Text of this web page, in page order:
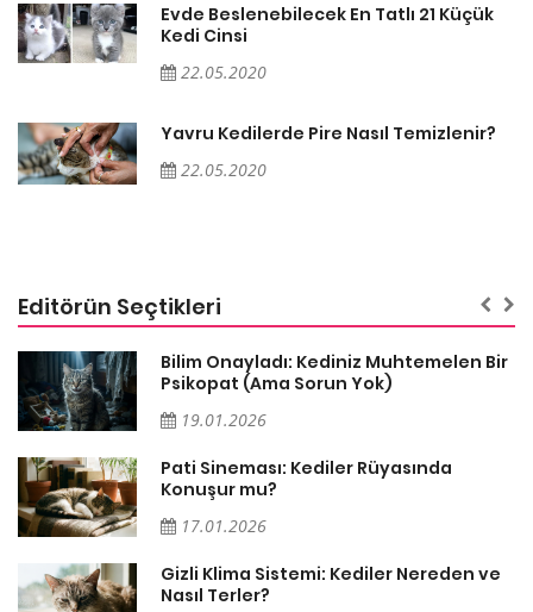
Evde Beslenebilecek En Tatlı 21 Küçük
Kedi Cinsi
22.05.2020
Yavru Kedilerde Pire Nasıl Temizlenir?
22.05.2020
Editörün Seçtikleri
Bilim Onayladı: Kediniz Muhtemelen Bir
Psikopat (Ama Sorun Yok)
19.01.2026
Pati Sineması: Kediler Rüyasında
Konuşur mu?
17.01.2026
Gizli Klima Sistemi: Kediler Nereden ve
Nasıl Terler?